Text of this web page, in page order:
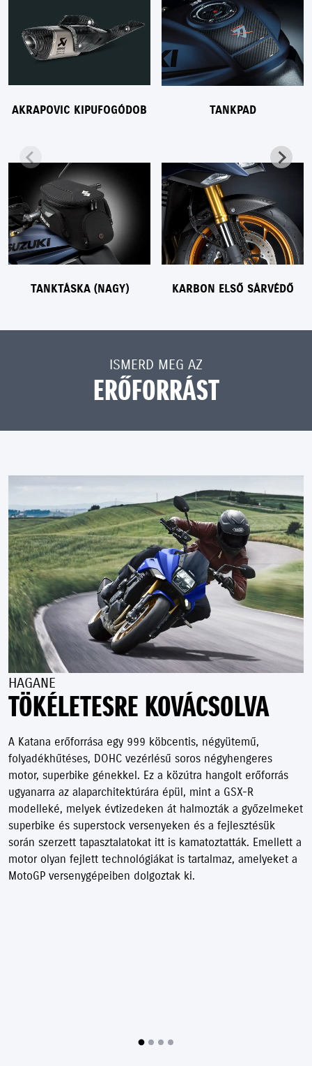
AKRAPOVIC KIPUFOGÓDOB TANKPAD
TANKTÁSKA (NAGY) KARBON ELSŐ SÁRVÉDŐ
ISMERD MEG AZ
ERŐFORRÁST
HAGANE
TÖKÉLETESRE KOVÁCSOLVA
A Katana erőforrása egy 999 köbcentis, négyütemű,
folyadékhűtéses, DOHC vezérlésű soros négyhengeres
motor, superbike génekkel. Ez a közútra hangolt erőforrás
ugyanarra az alaparchitektúrára épül, mint a GSX-R
modelleké, melyek évtizedeken át halmozták a győzelmeket
superbike és superstock versenyeken és a fejlesztésük
során szerzett tapasztalatokat itt is kamatoztatták. Emellett a
motor olyan fejlett technológiákat is tartalmaz, amelyeket a
MotoGP versenygépeiben dolgoztak ki.